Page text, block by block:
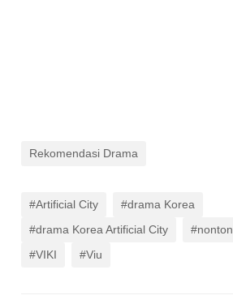
Rekomendasi Drama
#Artificial City
#drama Korea
#drama Korea Artificial City
#nonton
#VIKI
#Viu